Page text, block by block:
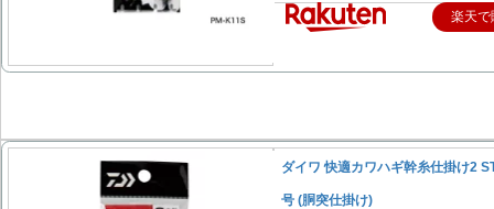
楽天で
ダイワ 快適カワハギ幹糸仕掛け2
号 (胴突仕掛け)